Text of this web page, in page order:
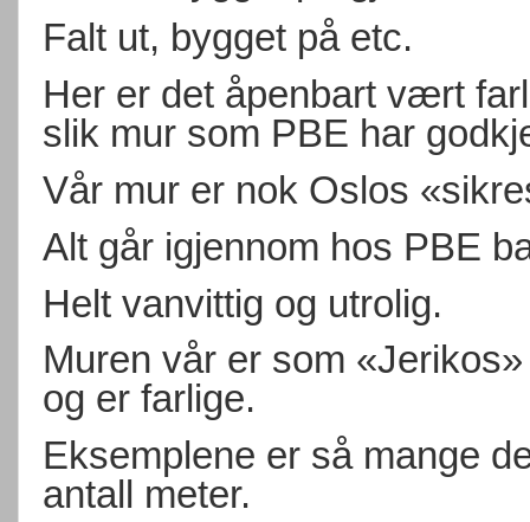
Falt ut, bygget på etc.
Her er det åpenbart vært
slik mur som PBE har
Vår mur er nok Oslos
Alt går igjennom hos PBE
Helt vanvittig og utrolig.
Muren vår er som
og er farlige.
Eksemplene er så mange
antall meter.